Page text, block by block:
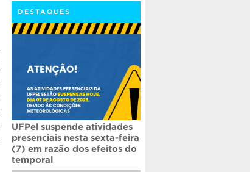
DESTAQUES
UFPel suspende atividades
presenciais nesta sexta-feira
(7) em razão dos efeitos do
temporal